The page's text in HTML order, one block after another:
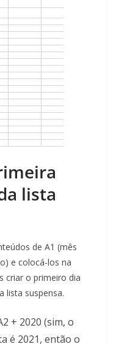
lista
de A1 (mês
e colocá-los na
criar o primeiro dia
lista suspensa.
+ 2020 (sim, o
é 2021, então o